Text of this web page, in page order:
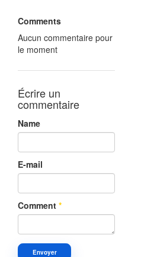
Comments
Aucun commentaire pour
le moment
Écrire un
commentaire
Name
E-mail
Comment *
Envoyer